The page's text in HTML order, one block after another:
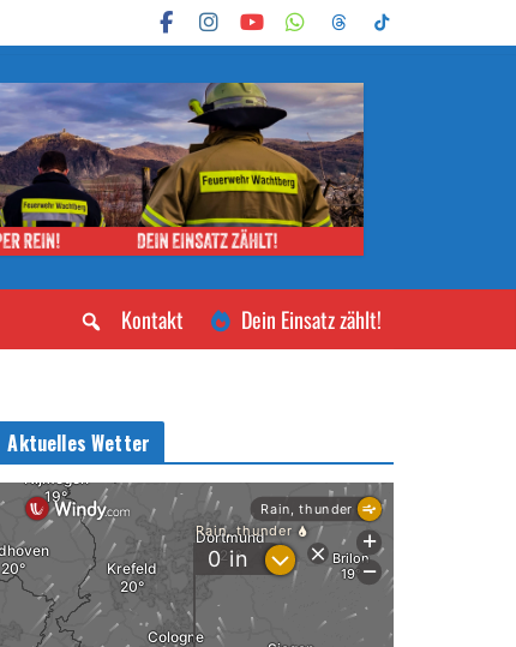
Dein Einsatz zählt!
Kontakt
Aktuelles Wetter